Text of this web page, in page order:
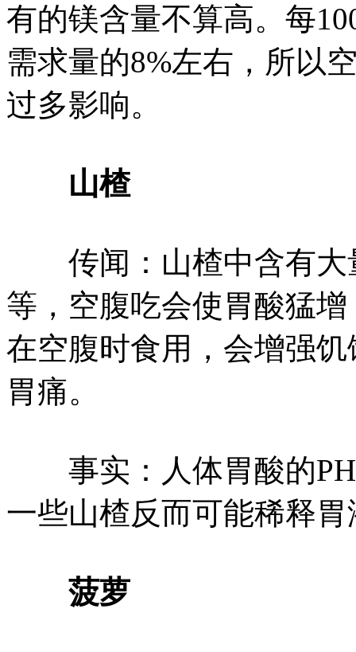
有的镁含量不算高。每
需求量的8%左右，所以
过多影响。
山楂
传闻：山楂中含有大
等，空腹吃会使胃酸猛
在空腹时食用，会增强
胃痛。
事实：人体胃酸的PH
一些山楂反而可能稀释
菠萝